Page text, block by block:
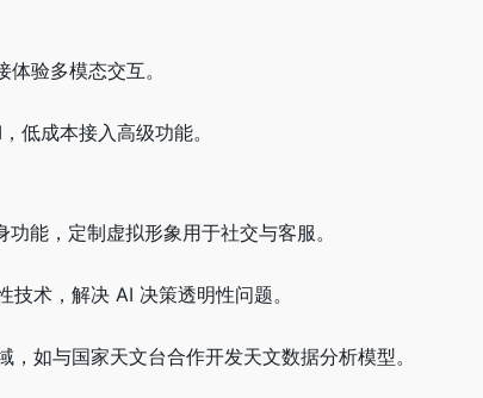
验多模态交互。
低成本接入高级功能。
能，定制虚拟形象用于社交与客服。
术，解决 AI 决策透明性问题。
如与国家天文台合作开发天文数据分析模型。